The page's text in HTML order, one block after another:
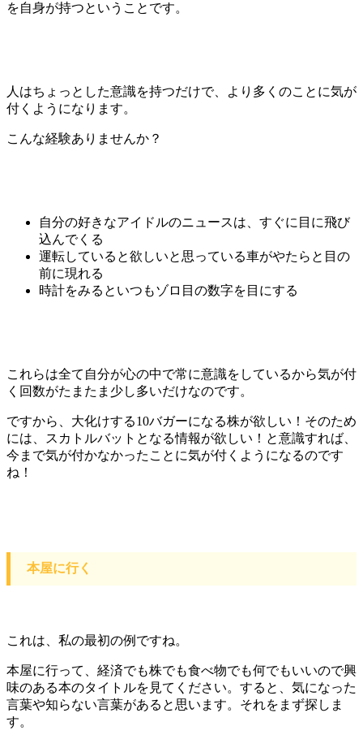
を自身が持つということです。
人はちょっとした意識を持つだけで、より多くのことに気が
付くようになります。
こんな経験ありませんか？
自分の好きなアイドルのニュースは、すぐに目に飛び
込んでくる
運転していると欲しいと思っている車がやたらと目の
前に現れる
時計をみるといつもゾロ目の数字を目にする
これらは全て自分が心の中で常に意識をしているから気が付
く回数がたまたま少し多いだけなのです。
ですから、大化けする10バガーになる株が欲しい！そのため
には、スカトルバットとなる情報が欲しい！と意識すれば、
今まで気が付かなかったことに気が付くようになるのです
ね！
本屋に行く
これは、私の最初の例ですね。
本屋に行って、経済でも株でも食べ物でも何でもいいので興
味のある本のタイトルを見てください。すると、気になった
言葉や知らない言葉があると思います。それをまず探しま
す。